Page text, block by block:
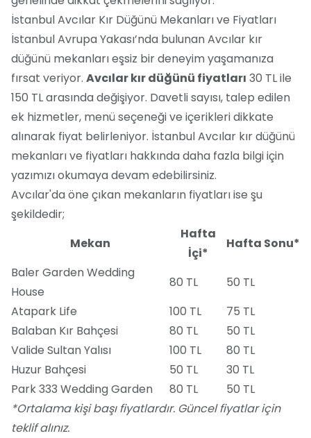
İstanbul Avcılar Kır Düğünü Mekanları ve Fiyatları
İstanbul Avrupa Yakası’nda bulunan Avcılar kır
düğünü mekanları eşsiz bir deneyim yaşamanıza
fırsat veriyor. Avcılar kır düğünü fiyatları 30 TL ile
150 TL arasında değişiyor. Davetli sayısı, talep edilen
ek hizmetler, menü seçeneği ve içerikleri dikkate
alınarak fiyat belirleniyor. İstanbul Avcılar kır düğünü
mekanları ve fiyatları hakkında daha fazla bilgi için
yazımızı okumaya devam edebilirsiniz.
Avcılar'da öne çıkan mekanların fiyatları ise şu
şekildedir;
Mekan
Hafta
İçi*
Hafta Sonu*
Baler Garden Wedding
House
80 TL
50 TL
Atapark Life
100 TL
75 TL
Balaban Kır Bahçesi
80 TL
50 TL
Valide Sultan Yalısı
100 TL
80 TL
Huzur Bahçesi
50 TL
30 TL
Park 333 Wedding Garden
80 TL
50 TL
*Ortalama kişi başı fiyatlardır. Güncel fiyatlar için
teklif alınız.